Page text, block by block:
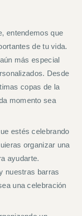
entendemos que
de tu vida.
más especial
Desde
copas de la
momento sea
estés celebrando
organizar una
ayudarte.
nuestras barras
una celebración